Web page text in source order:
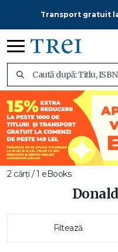
Transport gratuit
2 cărți / 1 eBooks
Filtează